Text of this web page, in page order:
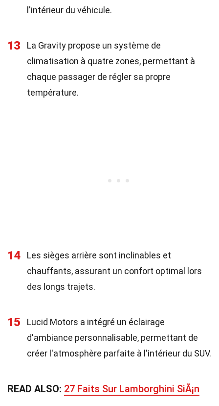
l'intérieur du véhicule.
13
La Gravity propose un système de
climatisation à quatre zones, permettant à
chaque passager de régler sa propre
température.
14
Les sièges arrière sont inclinables et
chauffants, assurant un confort optimal lors
des longs trajets.
15
Lucid Motors a intégré un éclairage
d'ambiance personnalisable, permettant de
créer l'atmosphère parfaite à l'intérieur du SUV.
READ ALSO: 27 Faits Sur Lamborghini SiÃ¡n